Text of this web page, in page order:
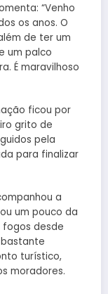
“Venho
os anos. O
de ter um
um palco
É maravilhoso
ficou por
grito de
pela
para finalizar
a
um pouco da
fogos desde
turístico,
moradores.